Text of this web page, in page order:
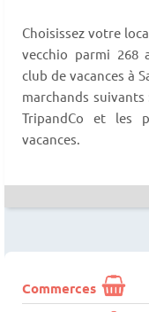
Choisissez votre
vecchio parmi 268
club de vacances à
marchands suivants
TripandCo et les
vacances.
Commerces